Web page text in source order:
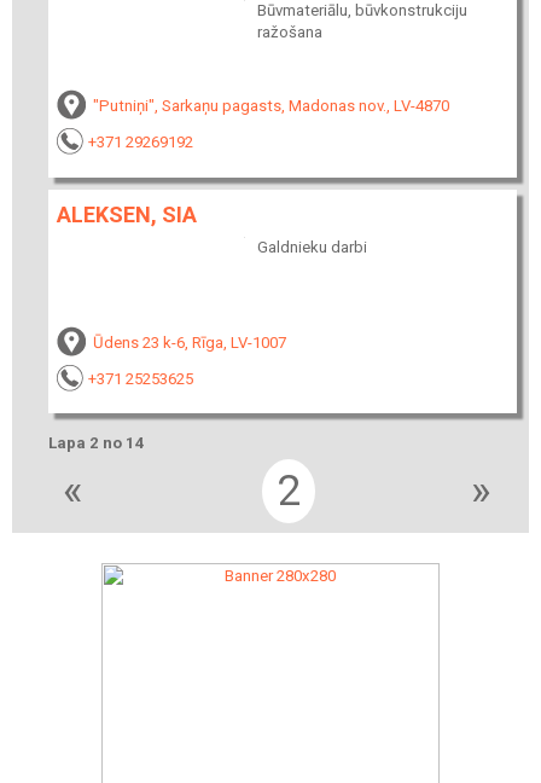
Būvmateriālu, būvkonstrukciju
ražošana
"Putniņi", Sarkaņu pagasts, Madonas nov., LV-4870
+371 29269192
ALEKSEN, SIA
Galdnieku darbi
Ūdens 23 k-6, Rīga, LV-1007
+371 25253625
Lapa 2 no 14
« 2 »